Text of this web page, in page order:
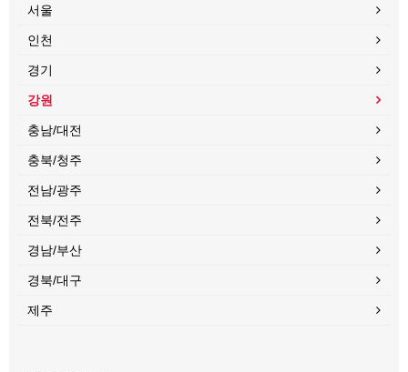
서울
인천
경기
강원
충남/대전
충북/청주
전남/광주
전북/전주
경남/부산
경북/대구
제주